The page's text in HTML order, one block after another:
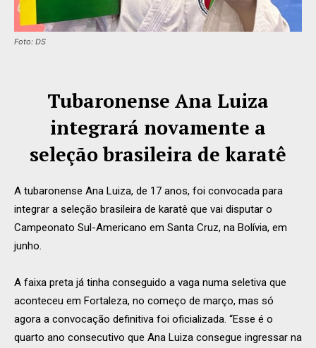
Foto: DS
Tubaronense Ana Luiza
integrará novamente a
seleção brasileira de karatê
A tubaronense Ana Luiza, de 17 anos, foi convocada para
integrar a seleção brasileira de karatê que vai disputar o
Campeonato Sul-Americano em Santa Cruz, na Bolívia, em
junho.
A faixa preta já tinha conseguido a vaga numa seletiva que
aconteceu em Fortaleza, no começo de março, mas só
agora a convocação definitiva foi oficializada. “Esse é o
quarto ano consecutivo que Ana Luiza consegue ingressar na